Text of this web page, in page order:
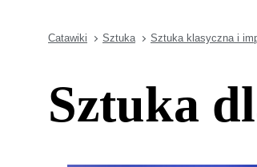
Catawiki Sztuka Sztuka klasyczna i
Sztuka